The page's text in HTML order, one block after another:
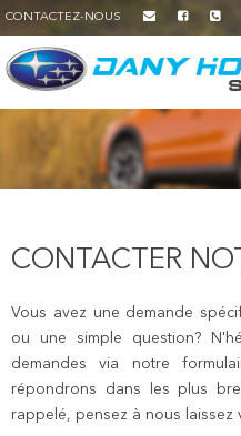
CONTACTEZ-NOUS
CONTACTER
Vous avez une demande
ou une simple question?
demandes via notre
répondrons dans les plus
rappelé, pensez à nous laissez